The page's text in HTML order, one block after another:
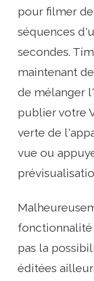
pour filmer
séquences
secondes.
maintenant
de mélanger
publier votre
verte de
vue ou
fonctionnalité
pas la
éditées